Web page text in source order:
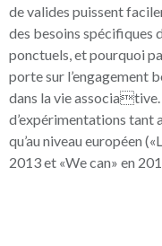
de valides puissent
des besoins spécifiques
ponctuels, et pourquoi
porte sur l’engagement
dans la vie
d’expérimentations tant
qu’au niveau européen
2013 et «We can» en